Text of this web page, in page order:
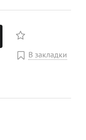
В закладки